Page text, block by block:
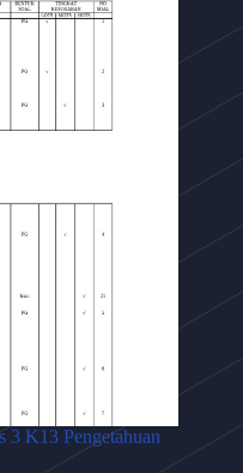
3 K13 Pengetahuan